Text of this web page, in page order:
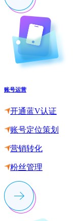
账号运营
开通蓝V认证
账号定位策划
营销转化
粉丝管理